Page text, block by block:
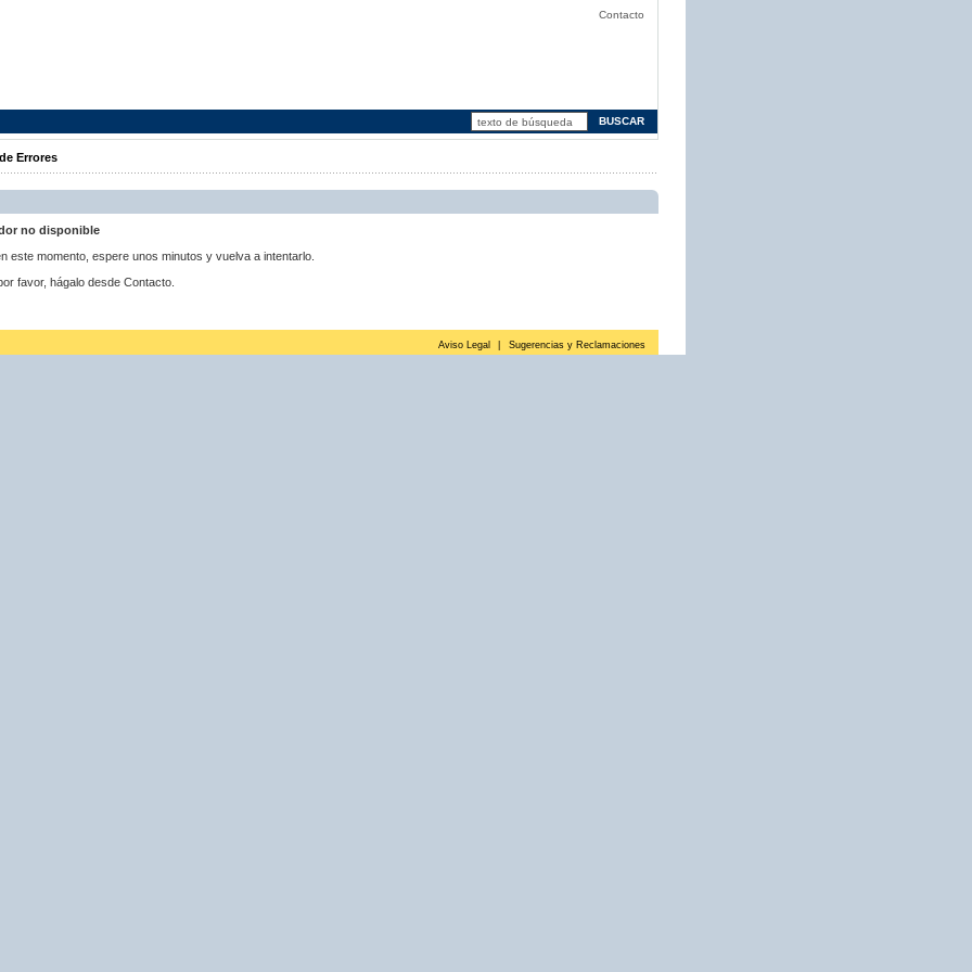
Contacto
Errores
no disponible
este momento, espere unos minutos y vuelva a intentarlo.
favor, hágalo desde Contacto.
Aviso Legal Sugerencias y Reclamaciones